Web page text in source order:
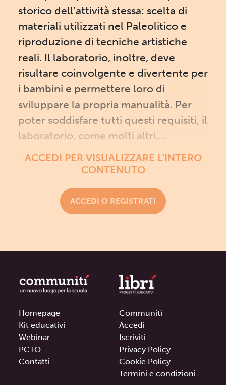
storico dell’attività stessa: scelta di
materiali utilizzati nel Paleolitico e
riproduzione di tecniche artistiche
reali. Il laboratorio, inoltre, deve
risultare coinvolgente e divertente per
i bambini e permettere loro di
sviluppare la propria manualità. Per
poter soddisfare tutti questi requisiti, il
laboratorio, come molti altri,...
ACCEDI PER VISUALIZZARE L'INTERO
CONTENUTO
ACCEDI O REGISTRATI
Homepage
Kit educativi
Webinar
PCTO
Contatti
Communitì
Accedi
Iscriviti
Privacy Policy
Cookie Policy
Termini e condizioni